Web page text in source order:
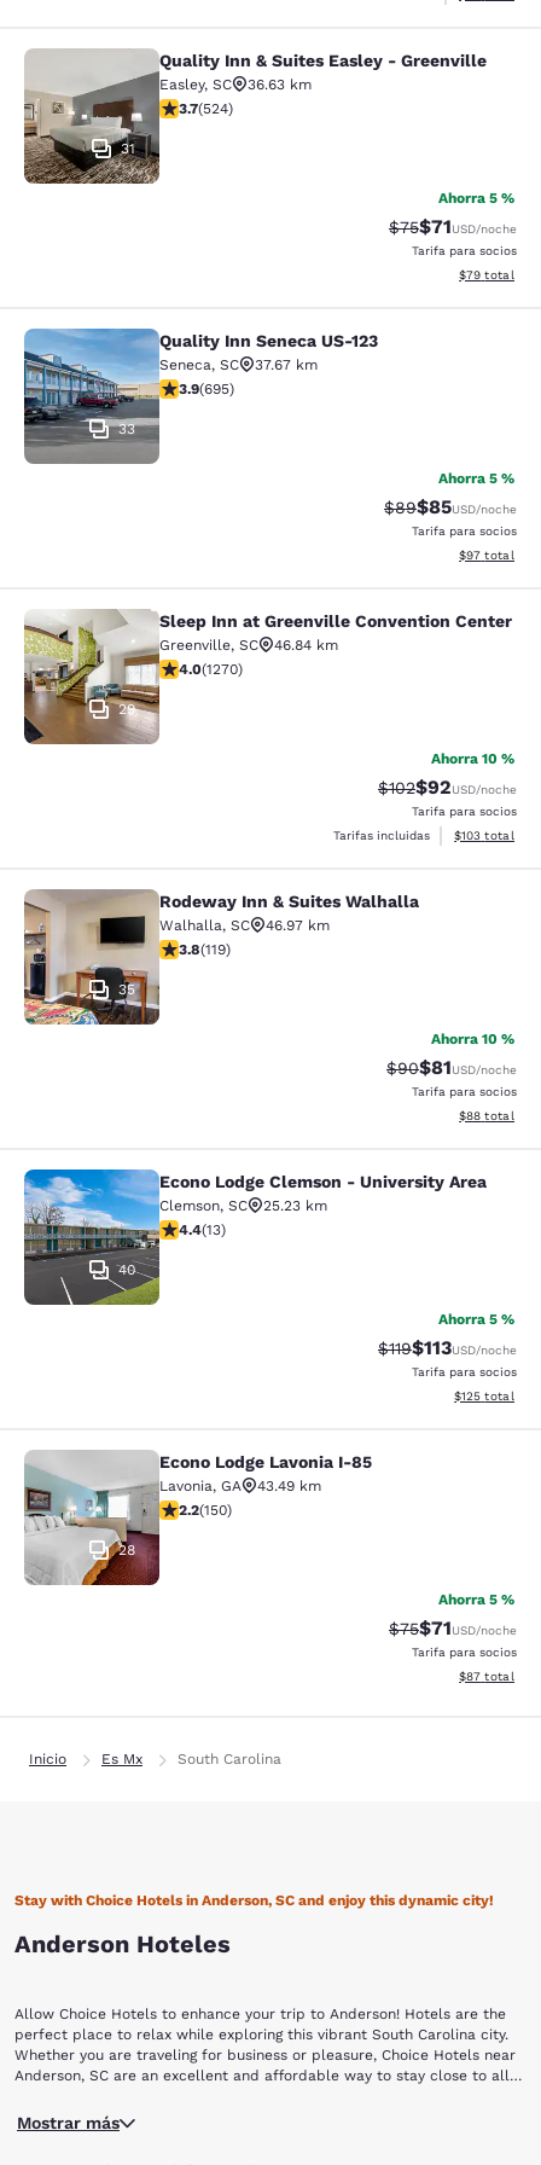
Quality Inn & Suites Easley -
31
Quality Inn & Suites Easley - Greenville
Easley, SC
36.63 km
calificación de 3.7 estrellas. Bueno. 524 reseñas
3.7(524)
Ahorra 5 %
Precio tachado:
$75Precio con
$71USD/noche
Tarifa para socios
Ver detalles
$79 total
Quality Inn Seneca US-123
33
Quality Inn Seneca US-123
Seneca, SC
37.67 km
calificación de 3.85 estrellas. Bueno. 695 reseñas
3.9(695)
Ahorra 5 %
Precio tachado:
$89Precio con
$85USD/noche
Tarifa para socios
Ver detalles
$97 total
Sleep Inn at Greenville Convention
29
Sleep Inn at Greenville Convention Center
Greenville, SC
46.84 km
calificación de 3.95 estrellas. Bueno. 1270 reseñas
4.0(1270)
Ahorra 10 %
Precio tachado:
$102Precio con
$92USD/noche
Tarifa para socios
Tarifas incluidas
Ver detalles
$103 total
Rodeway Inn & Suites Walhalla
35
Rodeway Inn & Suites Walhalla
Walhalla, SC
46.97 km
calificación de 3.82 estrellas. Bueno. 119 reseñas
3.8(119)
Ahorra 10 %
Precio tachado:
$90Precio con
$81USD/noche
Tarifa para socios
Ver detalles
$88 total
Econo Lodge Clemson - University
40
Econo Lodge Clemson - University Area
Clemson, SC
25.23 km
calificación de 4.38 estrellas. Excelente. 13 reseñas
4.4(13)
Ahorra 5 %
Precio tachado:
$119Precio con
$113USD/noche
Tarifa para socios
Ver detalles
$125 total
Econo Lodge Lavonia I-85
28
Econo Lodge Lavonia I-85
Lavonia, GA
43.49 km
calificación de 2.21 estrellas. Feria. 150 reseñas
2.2(150)
Ahorra 5 %
Precio tachado:
$75Precio con
$71USD/noche
Tarifa para socios
Ver detalles
$87 total
Inicio Es Mx South Carolina
Stay with Choice Hotels in Anderson, SC and enjoy this dynamic city!
Anderson Hoteles
Allow Choice Hotels to enhance your trip to Anderson! Hotels are the
perfect place to relax while exploring this vibrant South Carolina city.
Whether you are traveling for business or pleasure, Choice Hotels near
Anderson, SC are an excellent and affordable way to stay close to all
This area was first inhabited by the Cherokee Native Americans, who
ceded the land to South Carolina in a treaty negotiated by Andrew
Mostrar más